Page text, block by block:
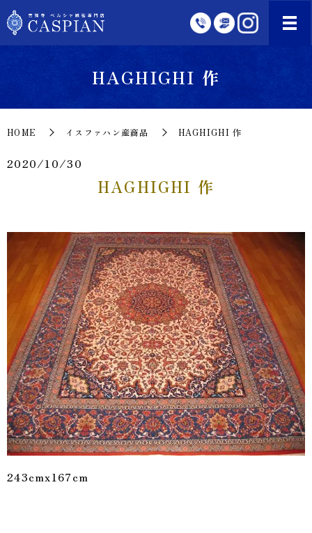
HAGHIGHI 作
HOME イスファハン産商品 HAGHIGHI 作
2020/10/30
HAGHIGHI 作
243cmx167cm